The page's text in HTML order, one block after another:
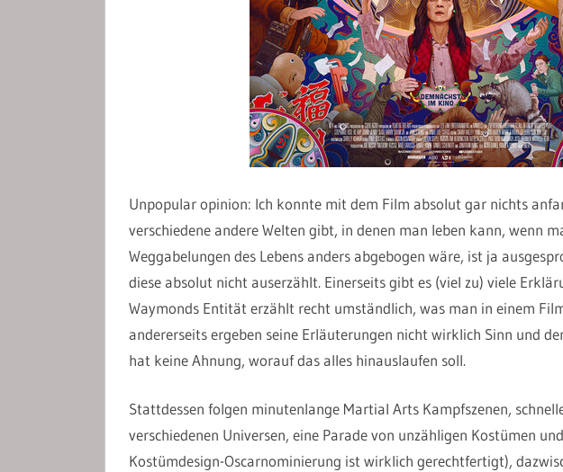
Unpopular opinion: Ich konnte mit dem Film absolut gar nichts
verschiedene andere Welten gibt, in denen man leben kann, wenn
Weggabelungen des Lebens anders abgebogen wäre, ist ja
diese absolut nicht auserzählt. Einerseits gibt es (viel zu) viele
Waymonds Entität erzählt recht umständlich, was man in einem
andererseits ergeben seine Erläuterungen nicht wirklich Sinn und
hat keine Ahnung, worauf das alles hinauslaufen soll.
Stattdessen folgen minutenlange Martial Arts Kampfszenen,
verschiedenen Universen, eine Parade von unzähligen Kostümen
Kostümdesign-Oscarnominierung ist wirklich gerechtfertigt),